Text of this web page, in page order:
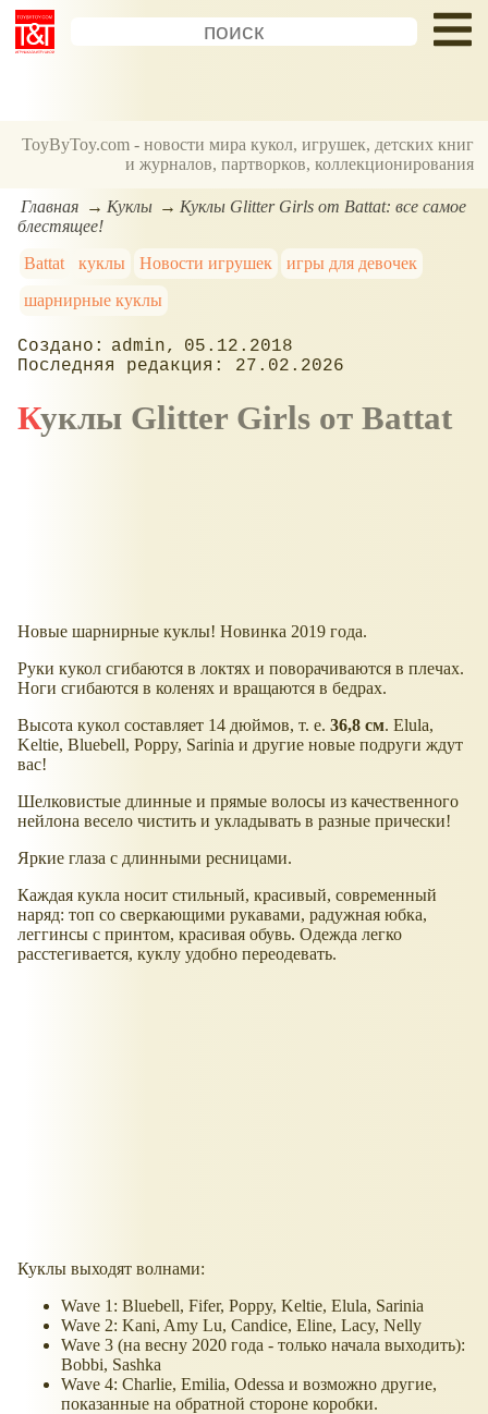
ToyByToy.com - новости мира кукол, игрушек, детских книг
и журналов, партворков, коллекционирования
Главная Куклы
Куклы Glitter Girls от Battat: все самое
блестящее!
Battat
куклы Новости игрушек
игры для девочек
шарнирные куклы
admin
05.12.2018
27.02.2026
Куклы Glitter Girls от Battat
Новые шарнирные куклы! Новинка 2019 года.
Руки кукол сгибаются в локтях и поворачиваются в плечах.
Ноги сгибаются в коленях и вращаются в бедрах.
Высота кукол составляет 14 дюймов, т. е. 36,8 см. Elula,
Keltie, Bluebell, Poppy, Sarinia и другие новые подруги ждут
вас!
Шелковистые длинные и прямые волосы из качественного
нейлона весело чистить и укладывать в разные прически!
Яркие глаза с длинными ресницами.
Каждая кукла носит стильный, красивый, современный
наряд: топ со сверкающими рукавами, радужная юбка,
леггинсы с принтом, красивая обувь. Одежда легко
расстегивается, куклу удобно переодевать.
Куклы выходят волнами:
Wave 1: Bluebell, Fifer, Poppy, Keltie, Elula, Sarinia
Wave 2: Kani, Amy Lu, Candice, Eline, Lacy, Nelly
Wave 3 (на весну 2020 года - только начала выходить):
Bobbi, Sashka
Wave 4: Charlie, Emilia, Odessa и возможно другие,
показанные на обратной стороне коробки.